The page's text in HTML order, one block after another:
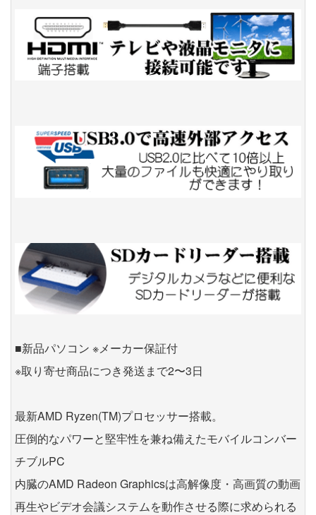
■新品パソコン ※メーカー保証付
※取り寄せ商品につき発送まで2〜3日
最新AMD Ryzen(TM)プロセッサー搭載。
圧倒的なパワーと堅牢性を兼ね備えたモバイルコンバー
チブルPC
内臓のAMD Radeon Graphicsは高解像度・高画質の動画
再生やビデオ会議システムを動作させる際に求められる